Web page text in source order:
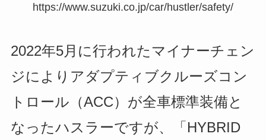
https://www.suzuki.co.jp/car/hustler/safety/
2022年5月に行われたマイナーチェン
ジによりアダプティブクルーズコン
トロール（ACC）が全車標準装備と
なったハスラーですが、「HYBRID